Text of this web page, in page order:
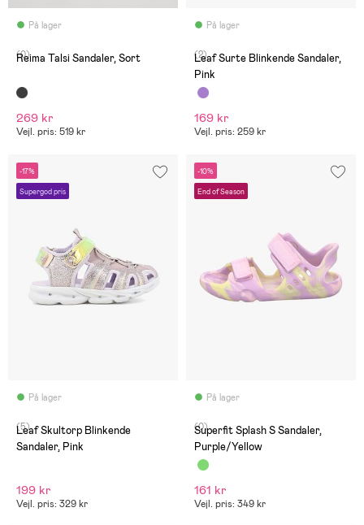
På lager
(0)
Reima Talsi Sandaler, Sort
269 kr
Vejl. pris: 519 kr
På lager
(2)
Leaf Surte Blinkende Sandaler,
Pink
169 kr
Vejl. pris: 259 kr
-17%
Supergod pris
På lager
(5)
Leaf Skultorp Blinkende
Sandaler, Pink
199 kr
Vejl. pris: 329 kr
-10%
End of Season
På lager
(0)
Superfit Splash S Sandaler,
Purple/Yellow
161 kr
Vejl. pris: 349 kr